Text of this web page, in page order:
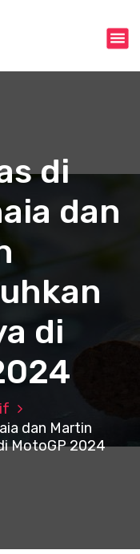
di
dan
di
dan Martin
MotoGP 2024